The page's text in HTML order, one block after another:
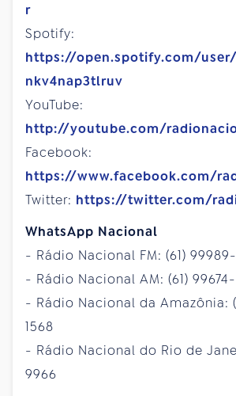
r
Spotify:
https://open.spotify.com/
nkv4nap3tlruv
YouTube:
http://youtube.com/
Facebook:
https://www.facebook.com/
Twitter: https://twitter.com/
WhatsApp Nacional
- Rádio Nacional FM: (61) 99989-
- Rádio Nacional AM: (61) 99674-
- Rádio Nacional da Amazônia:
1568
- Rádio Nacional do Rio de
9966